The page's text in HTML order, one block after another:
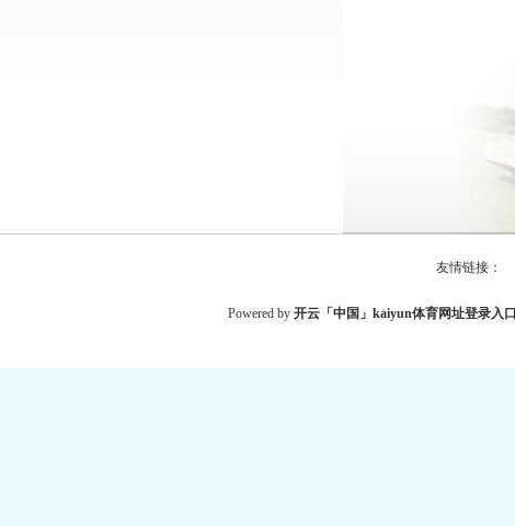
友情链接：
Powered by 开云「中国」kaiyun体育网址登录入口